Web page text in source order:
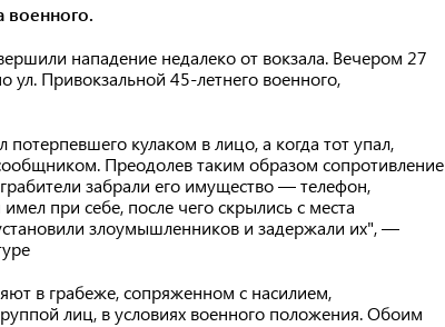
военного.
нападение недалеко от вокзала. Вечером 27
Привокзальной 45-летнего военного,
кулаком в лицо, а когда тот упал,
Преодолев таким образом сопротивление
забрали его имущество — телефон,
при себе, после чего скрылись с места
злоумышленников и задержали их", —
в грабеже, сопряженном с насилием,
лиц, в условиях военного положения. Обоим